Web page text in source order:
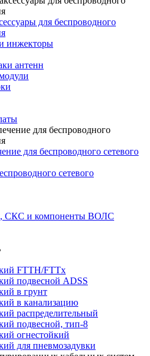
для беспроводного
инжекторы
антенн
для беспроводного сетевого
сетевого
СКС и компоненты ВОЛС
FTTH/FTTx
подвесной ADSS
в грунт
в канализацию
распределительный
подвесной, тип-8
огнестойкий
для пневмозадувки